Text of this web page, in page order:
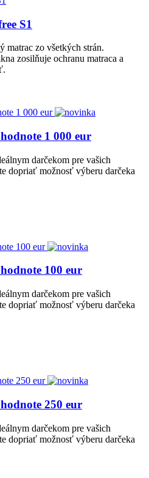
S1
matrac zo všetkých strán.
zosilňuje ochranu matraca a
1 000 eur
darčekom pre vašich
dopriať možnosť výberu darčeka
100 eur
darčekom pre vašich
dopriať možnosť výberu darčeka
250 eur
darčekom pre vašich
dopriať možnosť výberu darčeka